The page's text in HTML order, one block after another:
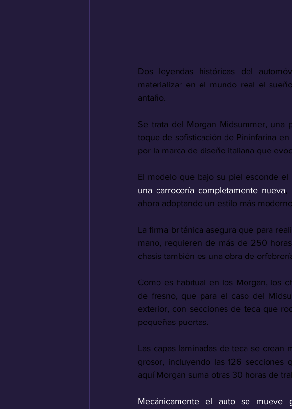
Dos leyendas históricas del
materializar en el mundo real el
antaño.
Se trata del Morgan Midsummer, una
toque de sofisticación de Pininfarina en
por la marca de diseño italiana que
El modelo que bajo su piel esconde
una carrocería completamente nueva,
ahora adoptando un estilo más
La firma británica asegura que para
mano, requieren de más de 250
chasis también es una obra de
Como es habitual en los Morgan, los
de fresno, que para el caso del
exterior, con secciones de teca que
pequeñas puertas.
Las capas laminadas de teca se crean
grosor, incluyendo las 126 secciones
aquí Morgan suma otras 30 horas de
Mecánicamente el auto se mueve